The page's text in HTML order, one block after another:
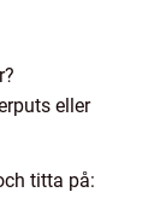
eller
titta på: